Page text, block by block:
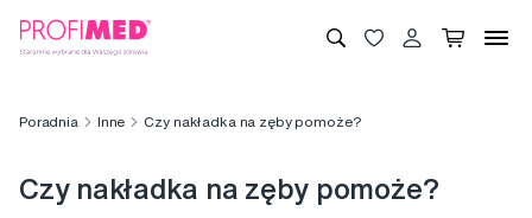
Poradnia Inne Czy nakładka na zęby pomoże?
Czy nakładka na zęby pomoże?